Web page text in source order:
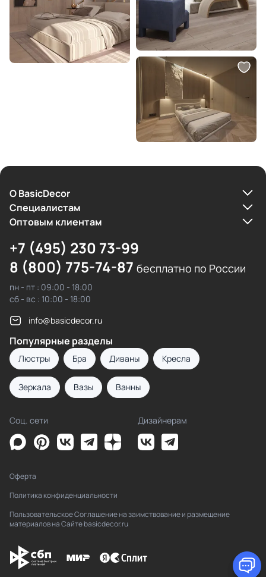
О BasicDecor
Cпециалистам
Оптовым клиентам
+7 (495) 230 73-99
8 (800) 775-74-87 бесплатно по России
пн - пт : 09:00 - 18:00
сб - вс : 10:00 - 18:00
info@basicdecor.ru
Популярные разделы
Люстры Бра Диваны Кресла
Зеркала Вазы Ванны
Соц. сети Дизайнерам
Оферта
Политика конфиденциальности
Пользовательское Соглашение на заимствование и размещение
материалов на Сайте basicdecor.ru